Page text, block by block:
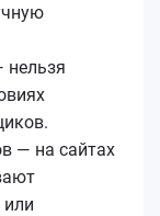
нельзя
— на сайтах